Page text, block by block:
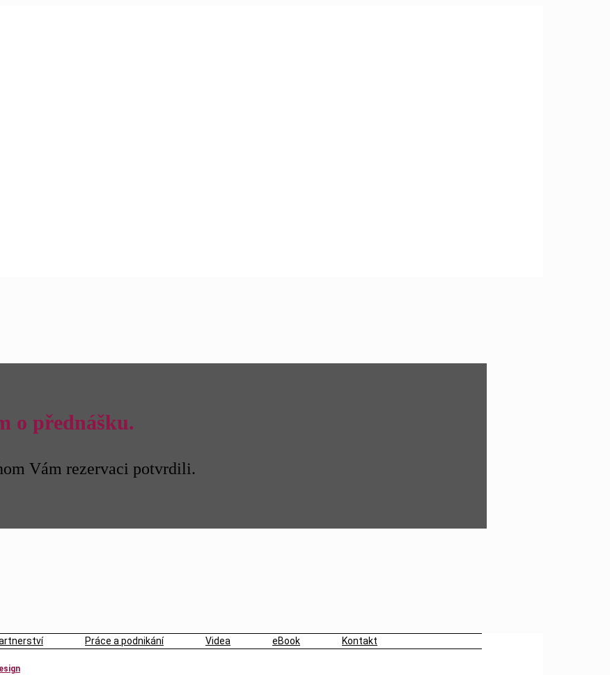
o přednášku.
Vám rezervaci potvrdili.
Práce a podnikání Videa eBook Kontakt